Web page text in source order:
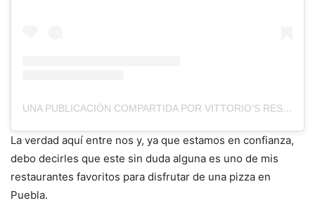
UNA PUBLICACIÓN COMPARTIDA POR VITTORIO’S RESTAURANTE (@RESTAURANTEVITTORIOS)
La verdad aquí entre nos y, ya que estamos en confianza,
debo decirles que este sin duda alguna es uno de mis
restaurantes favoritos para disfrutar de una pizza en
Puebla.